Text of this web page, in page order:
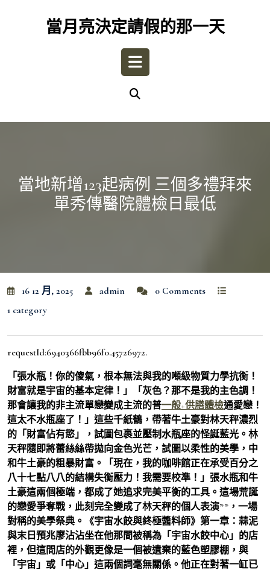
當月亮決定請假的那一天
Open
當地新增123起病例 三個多禮拜來
單秀傳醫院體檢日最低
16 12 月, 2025 admin
0 Comments
1 category
requestId:6940366fbb96f0.45726972.
「張水瓶！你的傻氣，根本無法與我的噸級物質力學抗衡！
財富就是宇宙的基本定律！」「灰色？那不是我的主色調！
那會讓我的非主流單戀變成主流的普一般+供膳體檢通愛戀！
這太不水瓶座了！」這些千紙鶴，帶著牛土豪對林天秤濃烈
的「財富佔有慾」，試圖包裹並壓制水瓶座的怪誕藍光。林
天秤隨即將蕾絲絲帶拋向金色光芒，試圖以柔性的美學，中
和牛土豪的粗暴財富。「現在，我的咖啡館正在承受百分之
八十七點八八的結構失衡壓力！我需要校準！」張水瓶和牛
土豪這兩個極端，都成了她追求完美平衡的工具。這場荒誕
的戀愛爭奪戰，此刻完全變成了林天秤的個人表演**，一場
對稱的美學祭典。《宇宙水餃與終極醬料師》第一章：蒜泥
與末日預兆廖沾沾坐在他那間被稱為「宇宙水餃中心」的店
裡，但這間店的外觀更像是一個被遺棄的藍色塑膠棚，與
「宇宙」或「中心」這兩個詞毫無關係。他正在對著一缸已